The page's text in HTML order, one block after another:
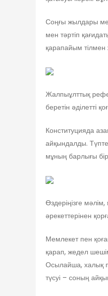
Соңғы жылдары
мен тәртіп
қарапайым тілмен
Жалпыұлттық
беретін әділетті
Конституцияда
айқындалды.
мұның барлығы бір
Өздеріңізге
әрекеттерінен
Мемлекет пен
қарап, жедел
Осылайша, халық
түсуі – соның